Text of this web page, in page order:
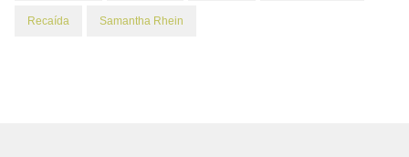
Recaída Samantha Rhein